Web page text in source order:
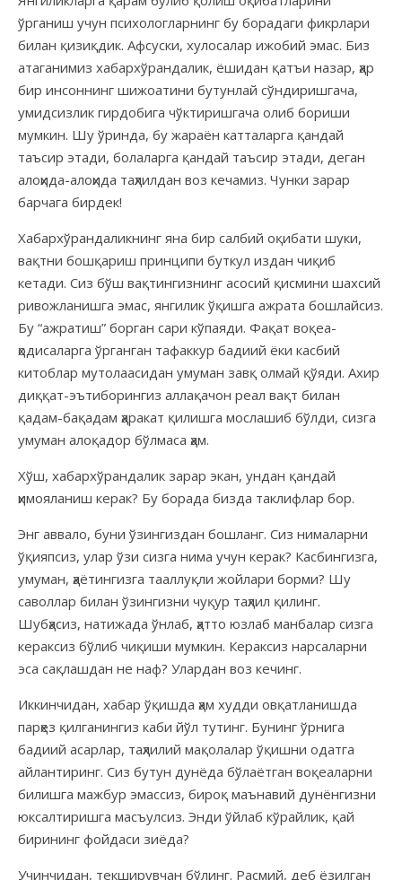
ўрганиш учун психологларнинг бу борадаги фикрлари
билан қизиқдик. Афсуски, хулосалар ижобий эмас. Биз
атаганимиз хабархўрандалик, ёшидан қатъи назар, ҳар
бир инсоннинг шижоатини бутунлай сўндиришгача,
умидсизлик гирдобига чўктиришгача олиб бориши
мумкин. Шу ўринда, бу жараён катталарга қандай
таъсир этади, болаларга қандай таъсир этади, деган
алоҳида-алоҳида таҳлилдан воз кечамиз. Чунки зарар
барчага бирдек!
Хабархўрандаликнинг яна бир салбий оқибати шуки,
вақтни бошқариш принципи буткул издан чиқиб
кетади. Сиз бўш вақтингизнинг асосий қисмини шахсий
ривожланишга эмас, янгилик ўқишга ажрата бошлайсиз.
Бу “ажратиш” борган сари кўпаяди. Фақат воқеа-
ҳодисаларга ўрганган тафаккур бадиий ёки касбий
китоблар мутолаасидан умуман завқ олмай қўяди. Ахир
диққат-эътиборингиз аллақачон реал вақт билан
қадам-бақадам ҳаракат қилишга мослашиб бўлди, сизга
умуман алоқадор бўлмаса ҳам.
Хўш, хабархўрандалик зарар экан, ундан қандай
ҳимояланиш керак? Бу борада бизда таклифлар бор.
Энг аввало, буни ўзингиздан бошланг. Сиз нималарни
ўқияпсиз, улар ўзи сизга нима учун керак? Касбингизга,
умуман, ҳаётингизга тааллуқли жойлари борми? Шу
саволлар билан ўзингизни чуқур таҳлил қилинг.
Шубҳасиз, натижада ўнлаб, ҳатто юзлаб манбалар сизга
кераксиз бўлиб чиқиши мумкин. Кераксиз нарсаларни
эса сақлашдан не наф? Улардан воз кечинг.
Иккинчидан, хабар ўқишда ҳам худди овқатланишда
парҳез қилганингиз каби йўл тутинг. Бунинг ўрнига
бадиий асарлар, таҳлилий мақолалар ўқишни одатга
айлантиринг. Сиз бутун дунёда бўлаётган воқеаларни
билишга мажбур эмассиз, бироқ маънавий дунёнгизни
юксалтиришга масъулсиз. Энди ўйлаб кўрайлик, қай
бирининг фойдаси зиёда?
Учинчидан, текширувчан бўлинг. Расмий, деб ёзилган